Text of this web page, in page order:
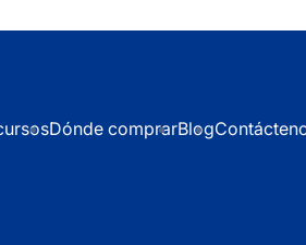
Dónde comprarBlog